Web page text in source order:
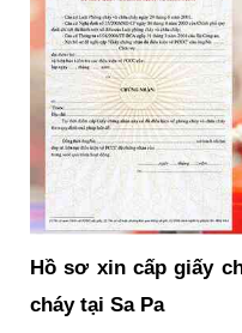
Hồ sơ xin cấp giấy
cháy tại Sa Pa